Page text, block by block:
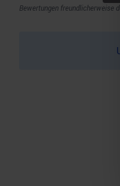
Bewertungen freundlicherweise